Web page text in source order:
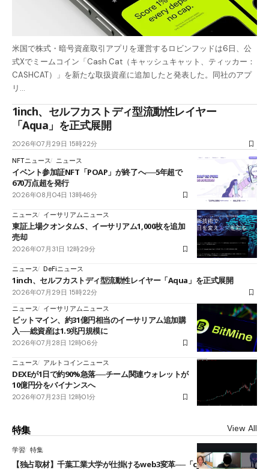
米国で株式・暗号資産取引アプリを運営するロビンフッドは6日、公
式Xでミームコイン「Cash Cat（キャッシュキャット、ティッカー：
CASHCAT）」を新たな取扱資産に追加したと発表した。同社のアプ
リ…
1inch、セルフカストディ型流動性レイヤー
「Aqua」を正式展開
2026年07月29日 15時22分
NFTニュース
ニュース
イベント参加証NFT「POAP」が終了へ──5年超で
670万点超を発行
2026年08月04日 13時46分
ニュース イーサリアムニュース
東証上場クオンタムS、イーサリアム1,000枚を追加
売却
2026年07月31日 12時29分
ニュース DeFiニュース
1inch、セルフカストディ型流動性レイヤー「Aqua」を正式展開
2026年07月29日 15時22分
ニュース
イーサリアムニュース
ビットマイン、約31億円相当のイーサリアム追加購
入──総資産は1.9兆円規模に
2026年07月28日 12時06分
ニュース アルトコインニュース
DEXEが1日で約90%急落──チーム関連ウォレットが
10億円分をバイナンスへ
2026年07月23日 12時01分
特集 View All
学習 特集
【独占取材】千葉工業大学が仕掛けるweb3変革──「cJPY」とAIの融合